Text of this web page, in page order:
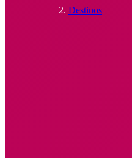
Destinos